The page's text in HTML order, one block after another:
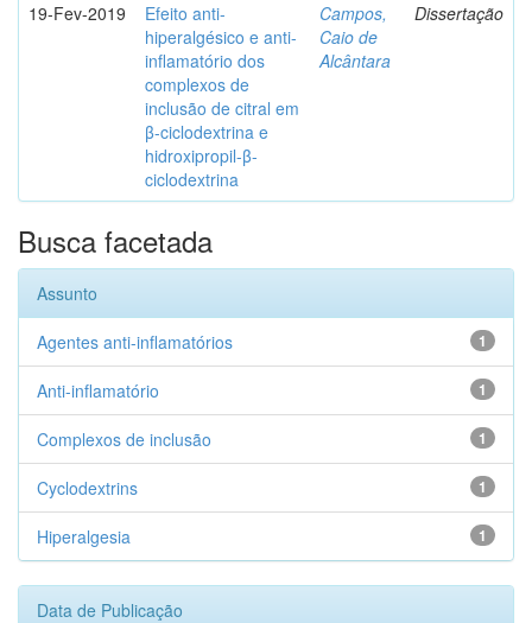
19-Fev-2019
Efeito anti-
hiperalgésico e anti-
inflamatório dos
complexos de
inclusão de citral em
β-ciclodextrina e
hidroxipropil-β-
ciclodextrina
Campos,
Caio de
Alcântara
Dissertação
Busca facetada
Assunto
1
Agentes anti-inflamatórios
1
Anti-inflamatório
1
Complexos de inclusão
1
Cyclodextrins
1
Hiperalgesia
Data de Publicação